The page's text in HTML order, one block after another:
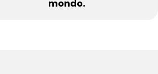
mondo.